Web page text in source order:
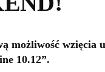
możliwość wzięcia
10.12”.